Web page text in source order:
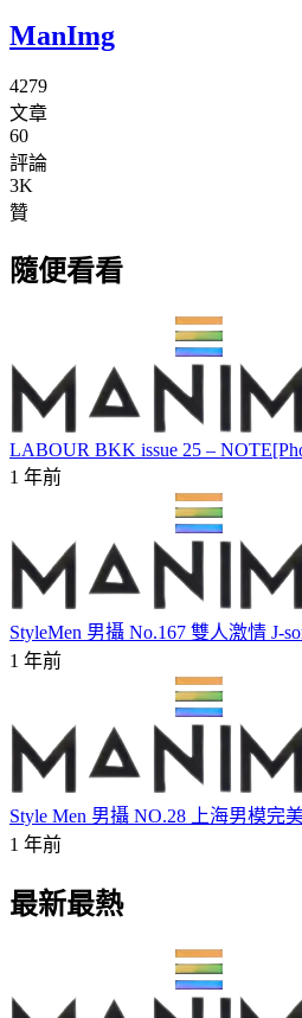
ManImg
4279
文章
60
評論
3K
贊
隨便看看
LABOUR BKK issue 25 –
1 年前
StyleMen 男攝 No.167 雙人激情 J-
1 年前
Style Men 男攝 NO.28 上海男模完
1 年前
最新最熱